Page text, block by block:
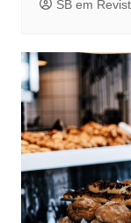
SB em